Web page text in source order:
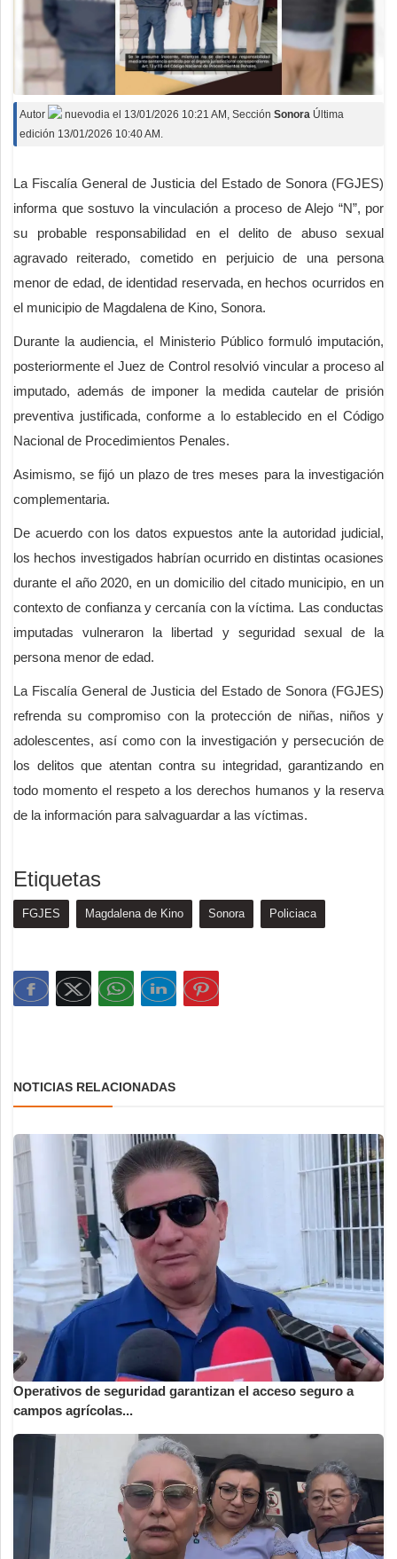
Autor nuevodia el 13/01/2026 10:21 AM , Sección Sonora Última
edición 13/01/2026 10:40 AM.
La Fiscalía General de Justicia del Estado de Sonora (FGJES)
informa que sostuvo la vinculación a proceso de Alejo “N”, por
su probable responsabilidad en el delito de abuso sexual
agravado reiterado, cometido en perjuicio de una persona
menor de edad, de identidad reservada, en hechos ocurridos en
el municipio de Magdalena de Kino, Sonora.
Durante la audiencia, el Ministerio Público formuló imputación,
posteriormente el Juez de Control resolvió vincular a proceso al
imputado, además de imponer la medida cautelar de prisión
preventiva justificada, conforme a lo establecido en el Código
Nacional de Procedimientos Penales.
Asimismo, se fijó un plazo de tres meses para la investigación
complementaria.
De acuerdo con los datos expuestos ante la autoridad judicial,
los hechos investigados habrían ocurrido en distintas ocasiones
durante el año 2020, en un domicilio del citado municipio, en un
contexto de confianza y cercanía con la víctima. Las conductas
imputadas vulneraron la libertad y seguridad sexual de la
persona menor de edad.
La Fiscalía General de Justicia del Estado de Sonora (FGJES)
refrenda su compromiso con la protección de niñas, niños y
adolescentes, así como con la investigación y persecución de
los delitos que atentan contra su integridad, garantizando en
todo momento el respeto a los derechos humanos y la reserva
de la información para salvaguardar a las víctimas.
Etiquetas
FGJES Magdalena de Kino Sonora Policiaca
NOTICIAS RELACIONADAS
Operativos de seguridad garantizan el acceso seguro a
campos agrícolas...